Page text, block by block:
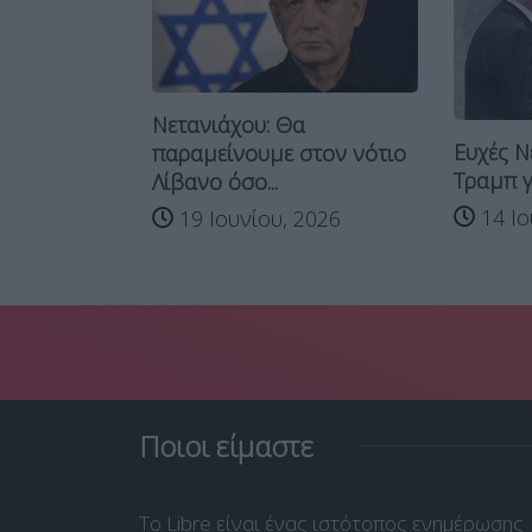
Νετανιάχου: Θα
παραμείνουμε στον νότιο
Λίβανο όσο...
19 Ιουνίου, 2026
Ευχές
Τραμπ
14
Ποιοι είμαστε
Το Libre είναι ένας ιστότοπος ενημέρωσης